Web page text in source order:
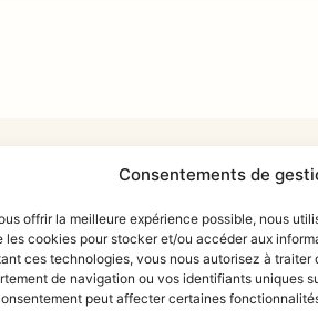
Consentements de
offrir la meilleure expérience possible, nous
les cookies pour stocker et/ou accéder aux
ces technologies, vous nous autorisez à traiter
de navigation ou vos identifiants uniques
peut affecter certaines